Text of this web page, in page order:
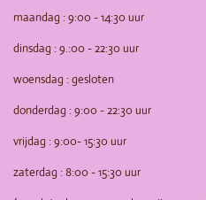
maandag : 9:00 - 14:30 uur
dinsdag : 9.:00 - 22:30 uur
woensdag : gesloten
donderdag : 9:00 - 22:30 uur
vrijdag : 9:00- 15:30 uur
zaterdag : 8:00 - 15:30 uur